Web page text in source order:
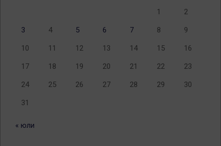
1 2
3 4 5 6 7 8 9
10 11 12 13 14 15 16
17 18 19 20 21 22 23
24 25 26 27 28 29 30
31
« юли